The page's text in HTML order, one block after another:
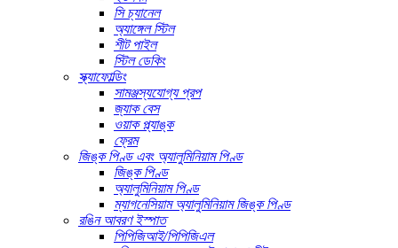
সি চ্যানেল
অ্যাঙ্গেল স্টিল
শীট পাইল
স্টিল ডেকিং
স্ক্যাফোল্ডিং
সামঞ্জস্যযোগ্য প্রপ
জ্যাক বেস
ওয়াক প্ল্যাঙ্ক
ফ্রেম
জিঙ্ক পিণ্ড এবং অ্যালুমিনিয়াম পিণ্ড
জিঙ্ক পিণ্ড
অ্যালুমিনিয়াম পিণ্ড
ম্যাগনেসিয়াম অ্যালুমিনিয়াম জিঙ্ক পিণ্ড
রঙিন আবরণ ইস্পাত
পিপিজিআই/পিপিজিএল